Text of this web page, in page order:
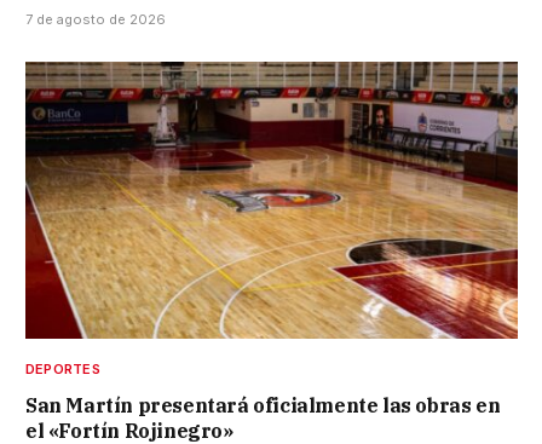
7 de agosto de 2026
DEPORTES
San Martín presentará oficialmente las obras en
el «Fortín Rojinegro»